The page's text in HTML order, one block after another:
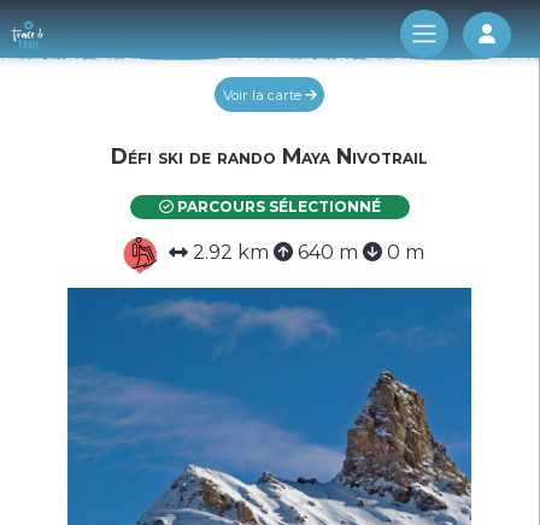
Log
Voir la carte
Défi ski de rando Maya Nivotrail
PARCOURS SÉLECTIONNÉ
2.92 km 640 m 0 m